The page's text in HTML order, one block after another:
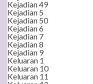
Kejadian 49
Kejadian 5
Kejadian 50
Kejadian 6
Kejadian 7
Kejadian 8
Kejadian 9
Keluaran 1
Keluaran 10
Keluaran 11